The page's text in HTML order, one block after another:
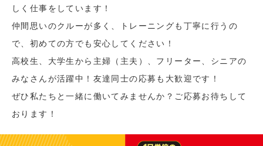
しく仕事をしています！
仲間思いのクルーが多く、トレーニングも丁寧に行うの
で、初めての方でも安心してください！
高校生、大学生から主婦（主夫）、フリーター、シニアの
みなさんが活躍中！友達同士の応募も大歓迎です！
ぜひ私たちと一緒に働いてみませんか？ご応募お待ちして
おります！